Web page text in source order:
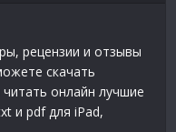
рецензии и отзывы
скачать
онлайн лучшие
и pdf для iPad,